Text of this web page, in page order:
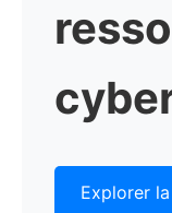
Explorer